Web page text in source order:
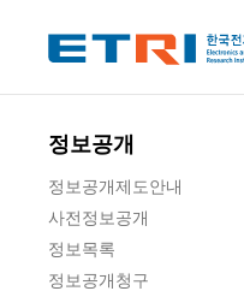
정보공개
정보공개제도안내
사전정보공개
정보목록
정보공개청구